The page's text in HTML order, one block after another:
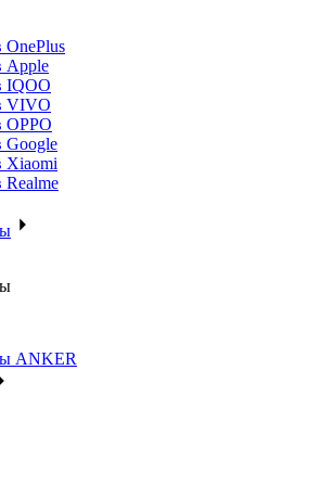
OnePlus
Apple
IQOO
VIVO
OPPO
Google
Xiaomi
ANKER